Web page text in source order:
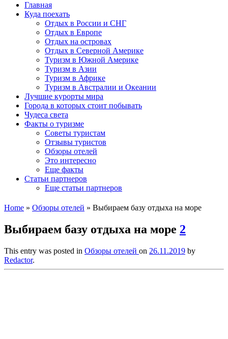
Главная
Куда поехать
Отдых в России и СНГ
Отдых в Европе
Отдых на островах
Отдых в Северной Америке
Туризм в Южной Америке
Туризм в Азии
Туризм в Африке
Туризм в Австралии и Океании
Лучшие курорты мира
Города в которых стоит побывать
Чудеса света
Факты о туризме
Советы туристам
Отзывы туристов
Обзоры отелей
Это интересно
Еще факты
Статьи партнеров
Еще статьи партнеров
Home » Обзоры отелей » Выбираем базу отдыха на море
Выбираем базу отдыха на море 2
This entry was posted in Обзоры отелей on 26.11.2019 by
Redactor.